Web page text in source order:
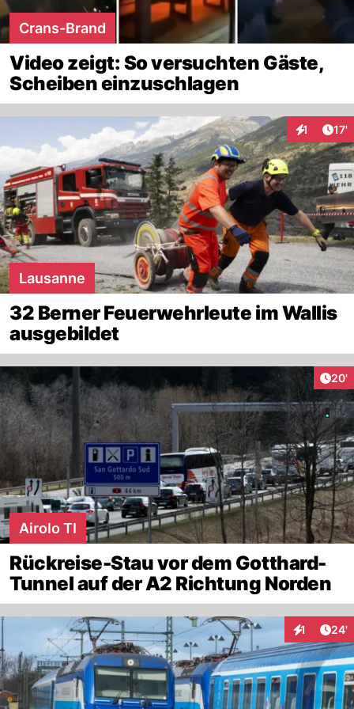
Crans-Brand
Video zeigt: So versuchten Gäste,
Scheiben einzuschlagen
1 17'
Lausanne
32 Berner Feuerwehrleute im Wallis
ausgebildet
20'
Airolo TI
Rückreise-Stau vor dem Gotthard-
Tunnel auf der A2 Richtung Norden
1 24'